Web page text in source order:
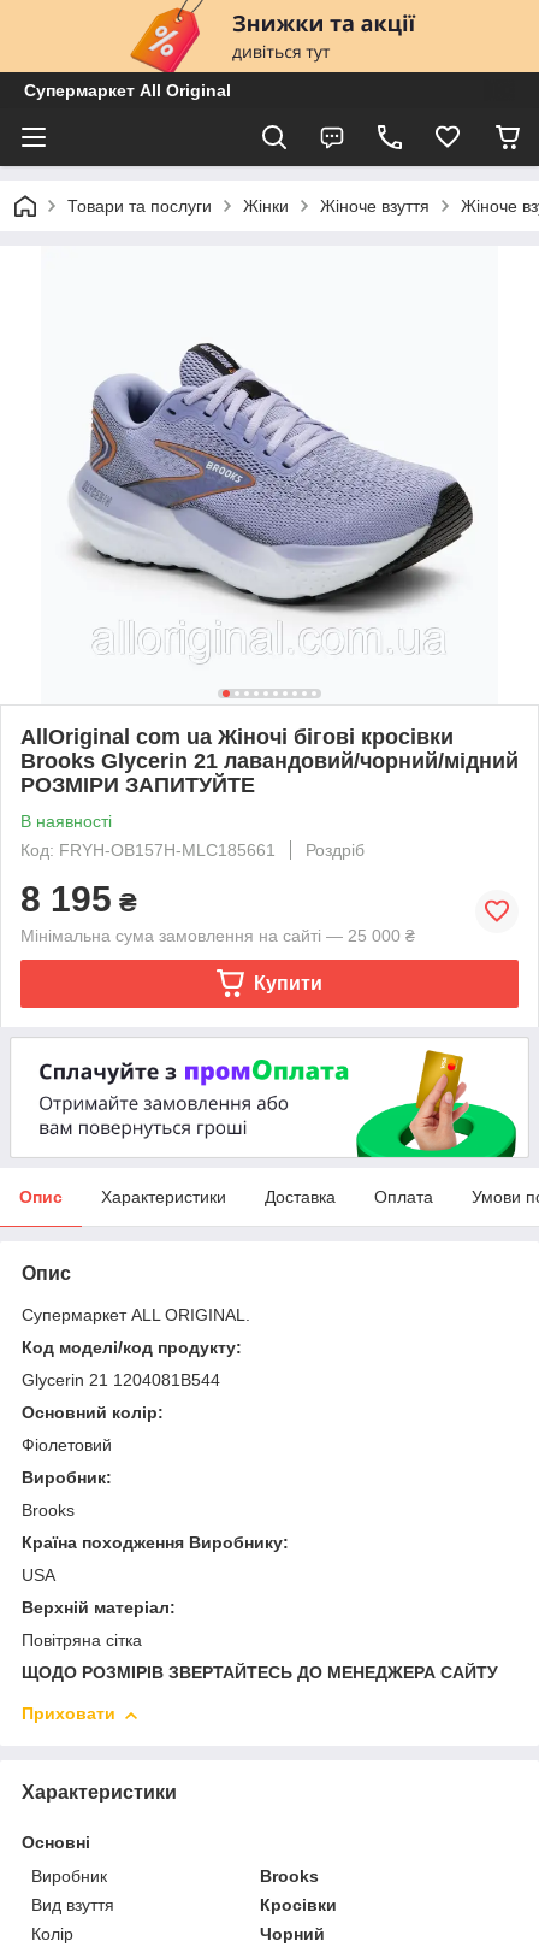
Супермаркет All Original
Товари та послуги Жінки Жіноче взуття Жіноче
AllOriginal com ua Жіночі бігові кросівки
Brooks Glycerin 21 лавандовий/чорний/мідний
РОЗМІРИ ЗАПИТУЙТЕ
В наявності
Код: FRYH-OB157H-MLC185661
Роздріб
8 195 ₴
Мінімальна сума замовлення на сайті — 25 000 ₴
Купити
Опис Характеристики Доставка Оплата Умови
Опис
Супермаркет ALL ORIGINAL.
Код моделі/код продукту:
Glycerin 21 1204081B544
Основний колір:
Фіолетовий
Виробник:
Brooks
Країна походження Виробнику:
USA
Верхній матеріал:
Повітряна сітка
ЩОДО РОЗМІРІВ ЗВЕРТАЙТЕСЬ ДО МЕНЕДЖЕРА САЙТУ
Приховати
Характеристики
Основні
Виробник
Brooks
Вид взуття
Кросівки
Колір
Чорний